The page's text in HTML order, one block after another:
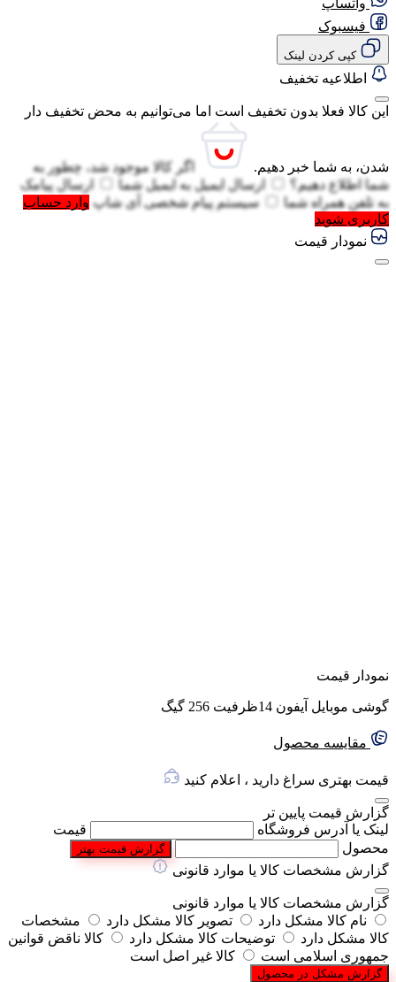
فیسبوک
کپی کردن لینک
اطلاعیه تخفیف
این کالا فعلا بدون تخفیف است اما می‌توانیم به محض تخفیف دار
شدن، به شما خبر دهیم.
اگر کالا موجود شد، چطور به
شما اطلاع دهیم؟
ارسال ایمیل به ایمیل شما
ارسال پیامک
به تلفن همراه شما سیستم پیام شخصی آی شاپ وارد حساب
کاربری شوید
نمودار قیمت
نمودار قیمت
گوشی موبایل آیفون 14ظرفیت 256 گیگ
مقایسه محصول
قیمت بهتری سراغ دارید ، اعلام کنید
گزارش قیمت پایین تر
لینک یا آدرس فروشگاه
قیمت
محصول
گزارش قیمت بهتر
گزارش مشخصات کالا یا موارد قانونی
گزارش مشخصات کالا یا موارد قانونی
نام کالا مشکل دارد
تصویر کالا مشکل دارد
مشخصات
کالا مشکل دارد
توضیحات کالا مشکل دارد
کالا ناقض قوانین
جمهوری اسلامی است
کالا غیر اصل است
گزارش مشکل در محصول
گفتگو با غرفه‌دار
در حال اتصال...